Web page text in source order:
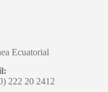
Ecuatorial
222 20 2412